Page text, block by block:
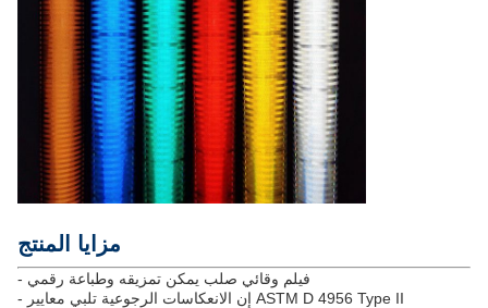
مزايا المنتج
- فيلم وقائي صلب يمكن تمزيقه وطباعة رقمي
- إن الانعكاسات الرجوعية تلبي معايير ASTM D 4956 Type II